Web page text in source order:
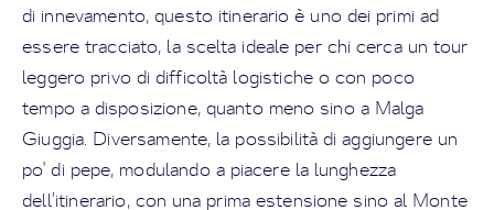
di innevamento, questo itinerario è uno dei primi ad
essere tracciato, la scelta ideale per chi cerca un tour
leggero privo di difficoltà logistiche o con poco
tempo a disposizione, quanto meno sino a Malga
Giuggia. Diversamente, la possibilità di aggiungere un
po' di pepe, modulando a piacere la lunghezza
dell’itinerario, con una prima estensione sino al Monte